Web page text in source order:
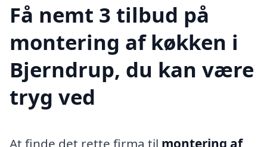
Få nemt 3 tilbud på
montering af køkken i
Bjerndrup, du kan være
tryg ved
At finde det rette firma til montering af